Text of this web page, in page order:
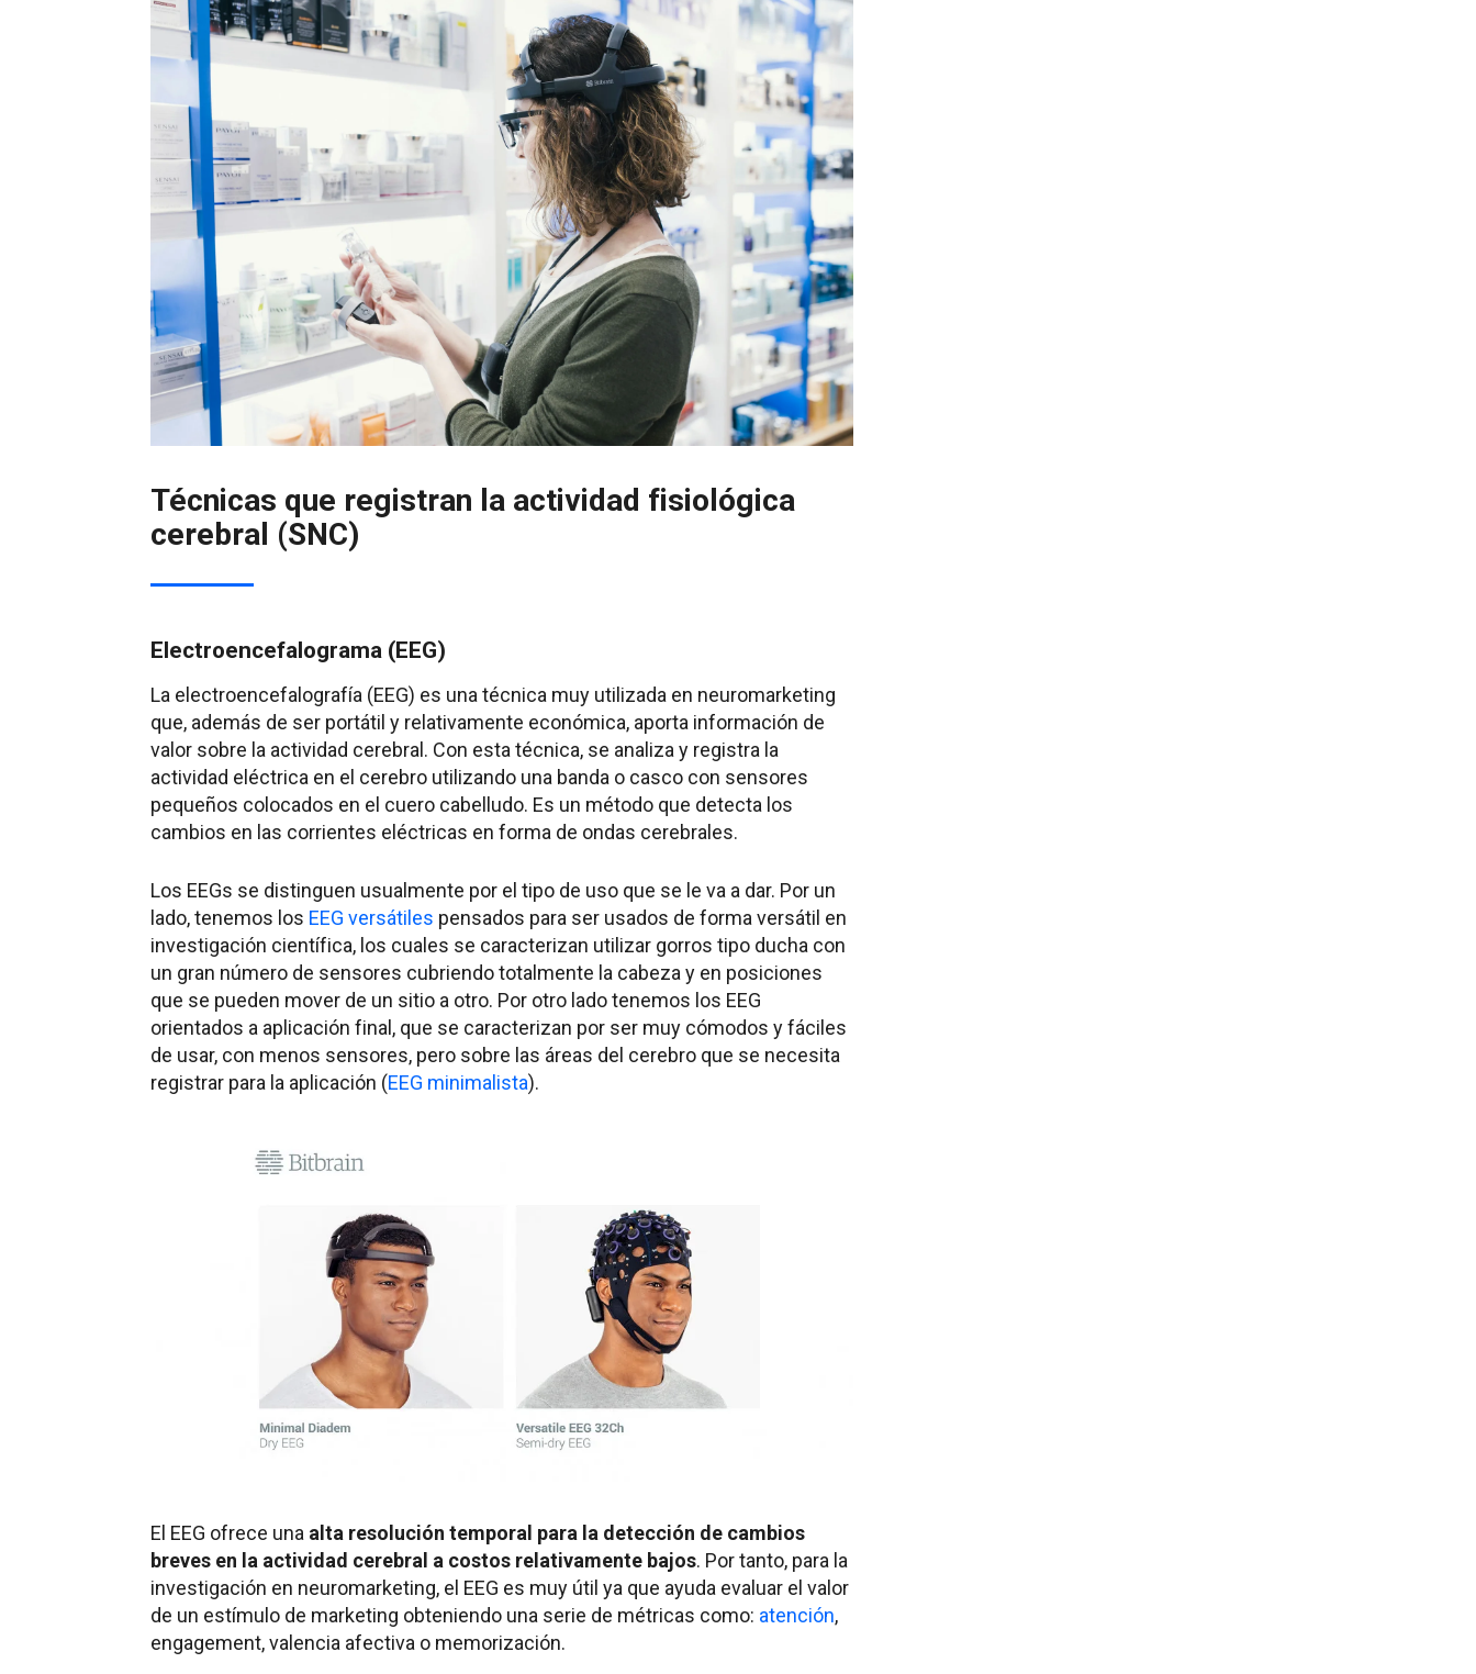
Técnicas que registran la actividad fisiológica
cerebral (SNC)
Electroencefalograma (EEG)
La electroencefalografía (EEG) es una técnica muy utilizada en neuromarketing
que, además de ser portátil y relativamente económica, aporta información de
valor sobre la actividad cerebral. Con esta técnica, se analiza y registra la
actividad eléctrica en el cerebro utilizando una banda o casco con sensores
pequeños colocados en el cuero cabelludo. Es un método que detecta los
cambios en las corrientes eléctricas en forma de ondas cerebrales.
Los EEGs se distinguen usualmente por el tipo de uso que se le va a dar. Por un
lado, tenemos los EEG versátiles pensados para ser usados de forma versátil en
investigación científica, los cuales se caracterizan utilizar gorros tipo ducha con
un gran número de sensores cubriendo totalmente la cabeza y en posiciones
que se pueden mover de un sitio a otro. Por otro lado tenemos los EEG
orientados a aplicación final, que se caracterizan por ser muy cómodos y fáciles
de usar, con menos sensores, pero sobre las áreas del cerebro que se necesita
registrar para la aplicación (EEG minimalista).
El EEG ofrece una alta resolución temporal para la detección de cambios
breves en la actividad cerebral a costos relativamente bajos. Por tanto, para la
investigación en neuromarketing, el EEG es muy útil ya que ayuda evaluar el valor
de un estímulo de marketing obteniendo una serie de métricas como: atención,
engagement, valencia afectiva o memorización.